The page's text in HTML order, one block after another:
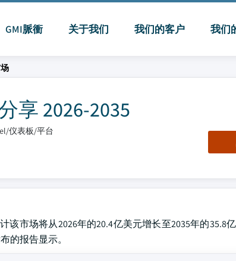
GMI脈衝 关于我们 我们的客户 我们
享 2026-2035
仪表板/平台
市场将从2026年的20.4亿美元增长至2035年的35.8
的报告显示。